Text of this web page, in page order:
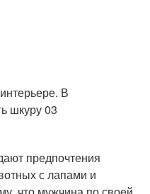
предпочтения
с лапами и